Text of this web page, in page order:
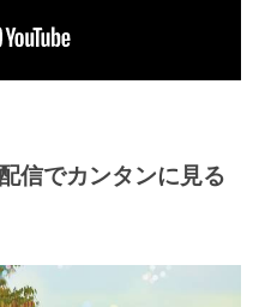
信でカンタンに見る